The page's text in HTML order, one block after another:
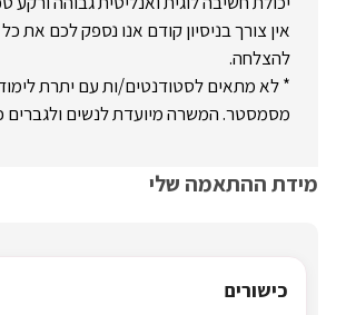
אין צורך בניסיון קודם אנו נספק לכם את
להצלחה.
* לא מתאים לסטודנטים/ות עם יתרת
מסמסטר. המשרה מיועדת לנשים ולגברים
מידת ההתאמה שלי
כישורים